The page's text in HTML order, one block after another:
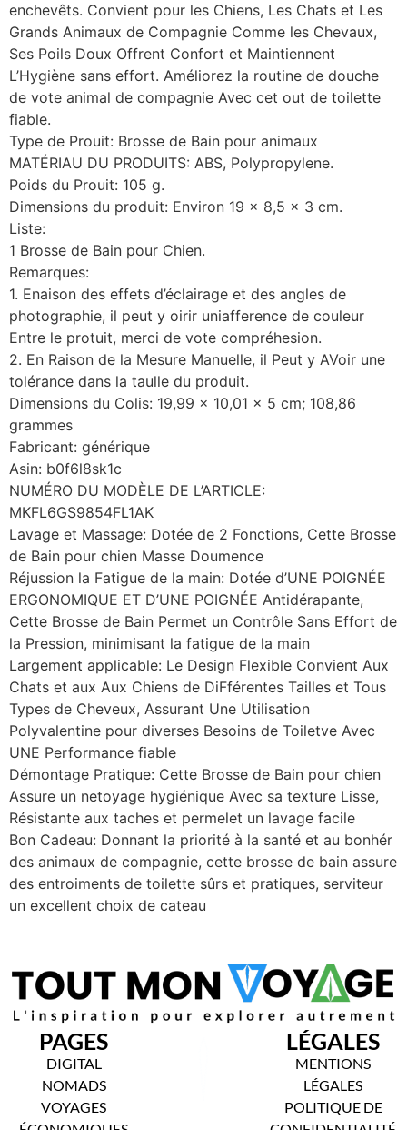
enchevêts. Convient pour les Chiens, Les Chats et Les
Grands Animaux de Compagnie Comme les Chevaux,
Ses Poils Doux Offrent Confort et Maintiennent
L’Hygiène sans effort. Améliorez la routine de douche
de vote animal de compagnie Avec cet out de toilette
fiable.
Type de Prouit: Brosse de Bain pour animaux
MATÉRIAU DU PRODUITS: ABS, Polypropylene.
Poids du Prouit: 105 g.
Dimensions du produit: Environ 19 x 8,5 x 3 cm.
Liste:
1 Brosse de Bain pour Chien.
Remarques:
1. Enaison des effets d’éclairage et des angles de
photographie, il peut y oirir uniafference de couleur
Entre le protuit, merci de vote compréhesion.
2. En Raison de la Mesure Manuelle, il Peut y AVoir une
tolérance dans la taulle du produit.
Dimensions du Colis: 19,99 x 10,01 x 5 cm; 108,86
grammes
Fabricant: générique
Asin: b0f6l8sk1c
NUMÉRO DU MODÈLE DE L’ARTICLE:
MKFL6GS9854FL1AK
Lavage et Massage: Dotée de 2 Fonctions, Cette Brosse
de Bain pour chien Masse Doumence
Réjussion la Fatigue de la main: Dotée d’UNE POIGNÉE
ERGONOMIQUE ET D’UNE POIGNÉE Antidérapante,
Cette Brosse de Bain Permet un Contrôle Sans Effort de
la Pression, minimisant la fatigue de la main
Largement applicable: Le Design Flexible Convient Aux
Chats et aux Aux Chiens de DiFférentes Tailles et Tous
Types de Cheveux, Assurant Une Utilisation
Polyvalentine pour diverses Besoins de Toiletve Avec
UNE Performance fiable
Démontage Pratique: Cette Brosse de Bain pour chien
Assure un netoyage hygiénique Avec sa texture Lisse,
Résistante aux taches et permelet un lavage facile
Bon Cadeau: Donnant la priorité à la santé et au bonhér
des animaux de compagnie, cette brosse de bain assure
des entroiments de toilette sûrs et pratiques, serviteur
un excellent choix de cateau
PAGES
DIGITAL
NOMADS
VOYAGES
LÉGALES
MENTIONS
LÉGALES
POLITIQUE DE